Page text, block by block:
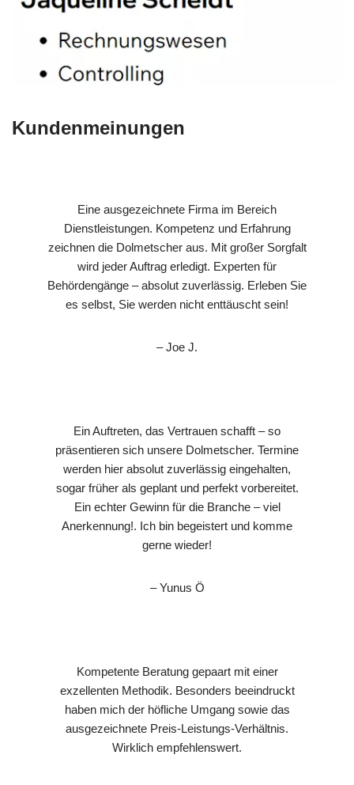
Kundenmeinungen
Eine ausgezeichnete Firma im Bereich
Dienstleistungen. Kompetenz und Erfahrung
zeichnen die Dolmetscher aus. Mit großer Sorgfalt
wird jeder Auftrag erledigt. Experten für
Behördengänge – absolut zuverlässig. Erleben Sie
es selbst, Sie werden nicht enttäuscht sein!
– Joe J.
Ein Auftreten, das Vertrauen schafft – so
präsentieren sich unsere Dolmetscher. Termine
werden hier absolut zuverlässig eingehalten,
sogar früher als geplant und perfekt vorbereitet.
Ein echter Gewinn für die Branche – viel
Anerkennung!. Ich bin begeistert und komme
gerne wieder!
– Yunus Ö
Kompetente Beratung gepaart mit einer
exzellenten Methodik. Besonders beeindruckt
haben mich der höfliche Umgang sowie das
ausgezeichnete Preis-Leistungs-Verhältnis.
Wirklich empfehlenswert.